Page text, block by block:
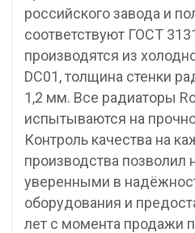
российского завода и
соответствуют ГОСТ
производятся из
DC01, толщина стенки
1,2 мм. Все радиаторы
испытываются на
Контроль качества на
производства позволил
уверенными в
оборудования и
лет с момента продажи